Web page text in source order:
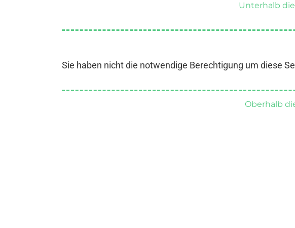
Unterhalb
Sie haben nicht die notwendige Berechtigung um diese
Oberhalb